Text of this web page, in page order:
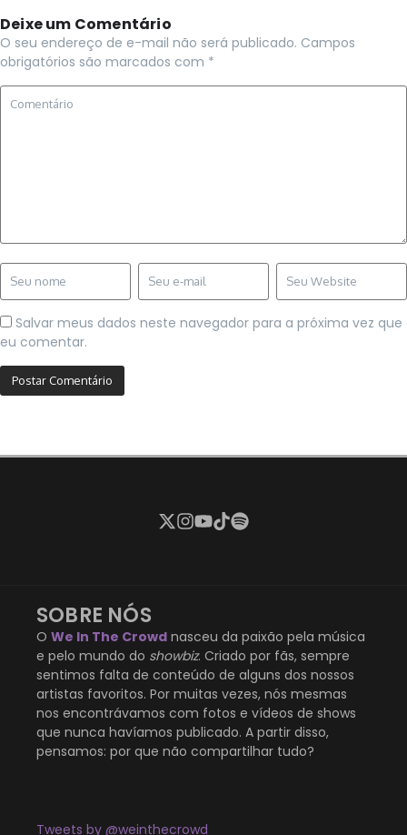
Deixe um Comentário
O seu endereço de e-mail não será publicado. Campos
obrigatórios são marcados com *
Salvar meus dados neste navegador para a próxima vez que
eu comentar.
SOBRE NÓS
O We In The Crowd nasceu da paixão pela música
e pelo mundo do showbiz. Criado por fãs, sempre
sentimos falta de conteúdo de alguns dos nossos
artistas favoritos. Por muitas vezes, nós mesmas
nos encontrávamos com fotos e vídeos de shows
que nunca havíamos publicado. A partir disso,
pensamos: por que não compartilhar tudo?
Tweets by @weinthecrowd